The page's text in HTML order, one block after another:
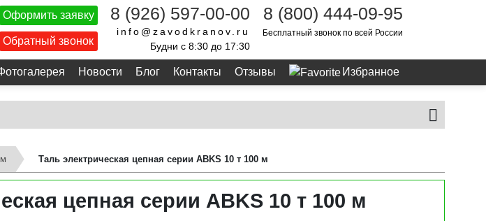
Оформить заявку
Обратный звонок
8 (926) 597-00-00
info@zavodkranov.ru
Будни с 8:30 до 17:30
8 (800) 444-09-95
Бесплатный звонок по всей России
Новости Блог Контакты Отзывы Избранное
Таль электрическая цепная серии ABKS 10 т 100 м
цепная серии ABKS 10 т 100 м